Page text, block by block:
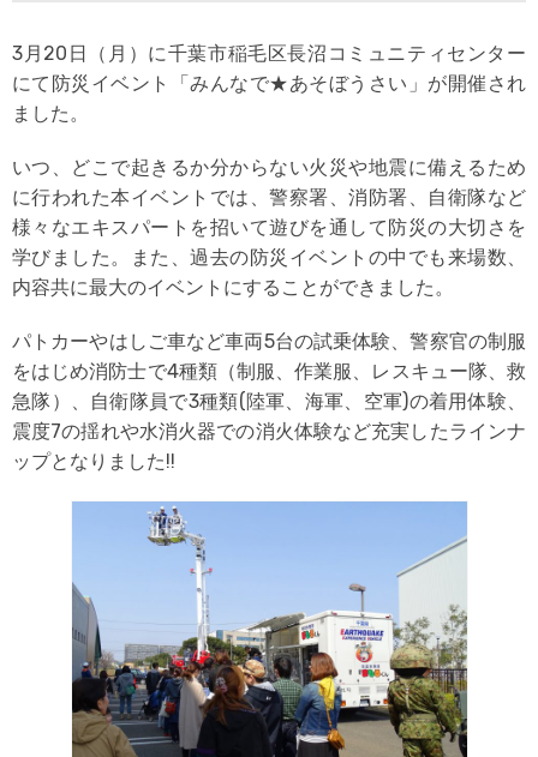
3月20日（月）に千葉市稲毛区長沼コミュニティセンター
にて防災イベント「みんなで★あそぼうさい」が開催され
ました。
いつ、どこで起きるか分からない火災や地震に備えるため
に行われた本イベントでは、警察署、消防署、自衛隊など
様々なエキスパートを招いて遊びを通して防災の大切さを
学びました。また、過去の防災イベントの中でも来場数、
内容共に最大のイベントにすることができました。
パトカーやはしご車など車両5台の試乗体験、警察官の制服
をはじめ消防士で4種類（制服、作業服、レスキュー隊、救
急隊）、自衛隊員で3種類(陸軍、海軍、空軍)の着用体験、
震度7の揺れや水消火器での消火体験など充実したラインナ
ップとなりました!!